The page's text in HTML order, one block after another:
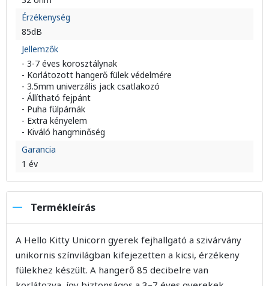
Érzékenység
85dB
Jellemzők
- 3-7 éves korosztálynak
- Korlátozott hangerő fülek védelmére
- 3.5mm univerzális jack csatlakozó
- Állítható fejpánt
- Puha fülpárnák
- Extra kényelem
- Kiváló hangminőség
Garancia
1 év
Termékleírás
A Hello Kitty Unicorn gyerek fejhallgató a szivárvány
unikornis színvilágban kifejezetten a kicsi, érzékeny
fülekhez készült. A hangerő 85 decibelre van